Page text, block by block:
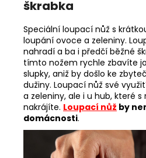
škrabka
Speciální loupací nůž s
loupání ovoce a zeleniny.
nahradí a ba i předčí běžné
tímto nožem rychle zbavíte
slupky, aniž by došlo ke
dužiny. Loupací nůž své
a zeleniny, ale i u hub, které
nakrájíte. Loupací nůž by
domácnosti.